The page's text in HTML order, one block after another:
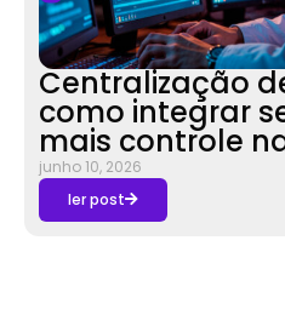
Centralização
como integrar
mais controle
junho 10, 2026
ler post